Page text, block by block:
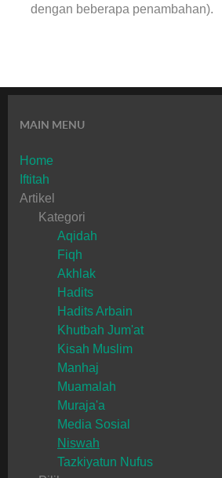
dengan beberapa penambahan).
MAIN MENU
Home
Iftitah
Artikel
Kategori
Aqidah
Fiqh
Akhlak
Hadits
Hadits Arbain
Khutbah Jum'at
Kisah Muslim
Manhaj
Muamalah
Muraja'a
Media Sosial
Niswah
Tazkiyatun Nufus